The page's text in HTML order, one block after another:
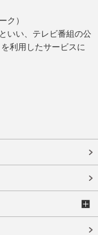
ク）
いい、テレビ番組の公
利用したサービスに